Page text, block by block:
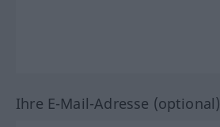
Ihre E-Mail-Adresse (optional)